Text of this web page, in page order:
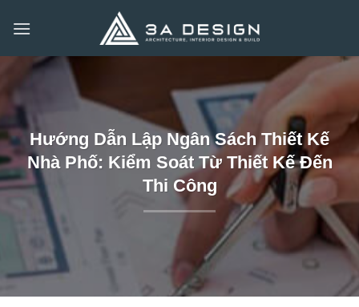
qua
Hướng Dẫn Lập Ngân Sách Thiết Kế
Nhà Phố: Kiểm Soát Từ Thiết Kế Đến
Thi Công